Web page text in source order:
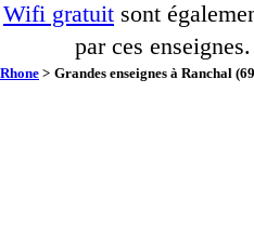
Wifi gratuit sont
par ces enseignes.
> Grandes enseignes à Ranchal